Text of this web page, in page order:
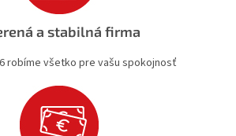
a stabilná firma
robíme všetko pre vašu spokojnosť